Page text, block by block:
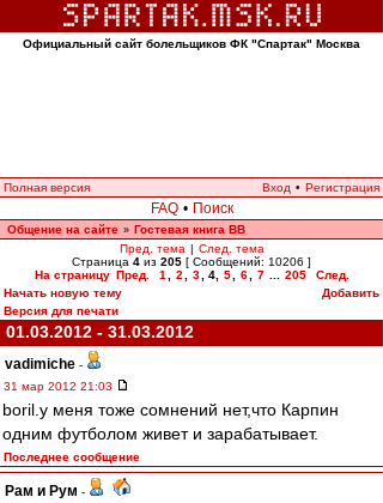
Официальный сайт болельщиков ФК "Спартак" Москва
Полная версия Вход • Регистрация
FAQ • Поиск
Общение на сайте » Гостевая книга ВВ
Пред. тема | След. тема
Страница 4 из 205 [ Сообщений: 10206 ]
На страницу Пред. 1 2 3 4, 5 6 7 205
След.
Начать новую тему
Добавить
Версия для печати
01.03.2012 - 31.03.2012
vadimiche -
31 мар 2012 21:03
boril.у меня тоже сомнений нет,что Карпин
одним футболом живет и зарабатывает.
Последнее сообщение
Рам и Рум -